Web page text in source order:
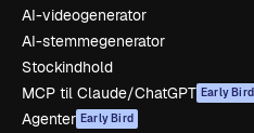
AI-videogenerator
AI-stemmegenerator
Stockindhold
MCP til Claude/ChatGPT Early Bird
Agenter Early Bird